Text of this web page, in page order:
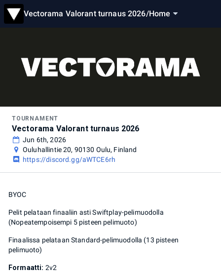
Vectorama Valorant turnaus 2026/Home
TOURNAMENT
Vectorama Valorant turnaus 2026
Jun 6th, 2026
Ouluhallintie 20, 90130 Oulu, Finland
https://discord.gg/aWTCE6rh
BYOC
Pelit pelataan finaaliin asti Swiftplay-pelimuodolla
(Nopeatempoisempi 5 pisteen pelimuoto)
Finaalissa pelataan Standard-pelimuodolla (13 pisteen
pelimuoto)
Formaatti: 2v2